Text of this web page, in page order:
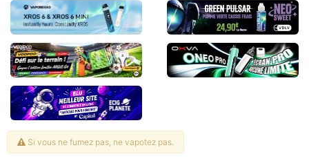
Si vous ne fumez pas, ne vapotez pas.